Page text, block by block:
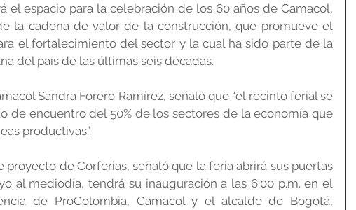
el espacio para la celebración de los 60 años de Camacol,
la cadena de valor de la construcción, que promueve el
el fortalecimiento del sector y la cual ha sido parte de la
del país de las últimas seis décadas.
Sandra Forero Ramírez, señaló que “el recinto ferial se
de encuentro del 50% de los sectores de la economía que
productivas”.
proyecto de Corferias, señaló que la feria abrirá sus puertas
al mediodía, tendrá su inauguración a las 6:00 p.m. en el
de ProColombia, Camacol y el alcalde de Bogotá,